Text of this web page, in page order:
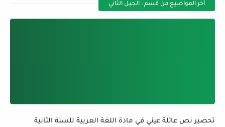
أخر المواضيع من قسم : الجيل الثاني
تحضير نص عائلة عيني في مادة اللغة العربية للسنة الثانية